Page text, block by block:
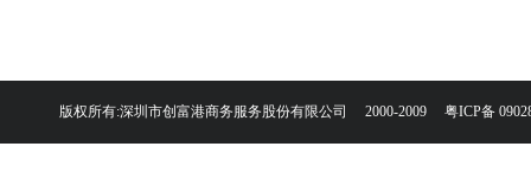
版权所有:深圳市创富港商务服务股份有限公司 2000-2009 粤ICP备